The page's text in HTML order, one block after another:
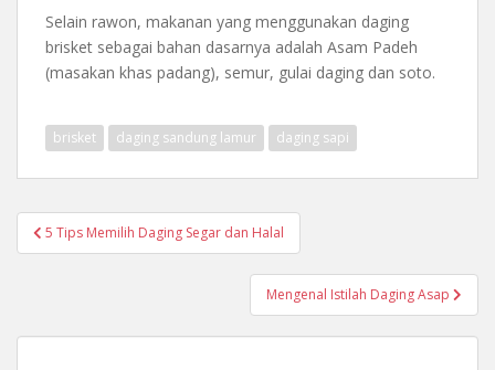
Selain rawon, makanan yang menggunakan daging
brisket sebagai bahan dasarnya adalah Asam Padeh
(masakan khas padang), semur, gulai daging dan soto.
brisket daging sandung lamur daging sapi
Post
navigation
5 Tips Memilih Daging Segar dan Halal
Mengenal Istilah Daging Asap